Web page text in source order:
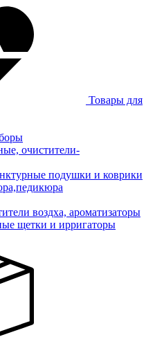
Товары для
очистители-
подушки и коврики
воздха, ароматизаторы
щетки и ирригаторы